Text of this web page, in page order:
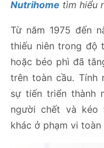
Nutrihome tìm hiểu
Từ năm 1975 đến
thiếu niên trong độ
hoặc béo phì đã
trên toàn cầu. Tính
sự tiến triển thành
người chết và kéo
khác ở phạm vi toàn